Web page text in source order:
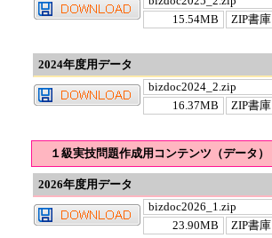
15.54MB
ZIP書庫
2024年度用データ
bizdoc2024_2.zip
16.37MB
ZIP書庫
１級実技問題作成用コンテンツ（データ）
2026年度用データ
bizdoc2026_1.zip
23.90MB
ZIP書庫